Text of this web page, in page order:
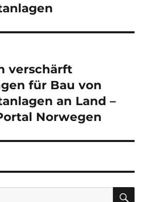
verschärft
für Bau von
an Land –
Norwegen